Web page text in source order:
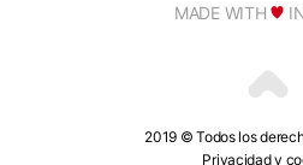
2019 © Todos los
Privacidad y
MADE WITH